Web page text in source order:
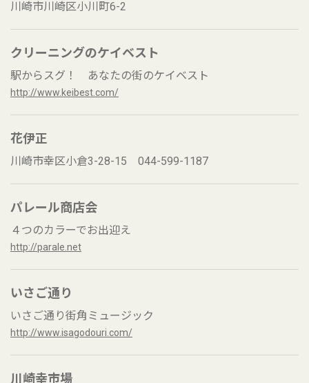
川崎市川崎区小川町6-2
クリーニングのケイベスト
駅からスグ！ あなたの街のケイベスト
http://www.keibest.com/
花伊正
川崎市幸区小倉3-28-15 044-599-1187
パレール商店会
４つのカラーでお出迎え
http://parale.net
いさご通り
いさご通り街角ミュージック
http://www.isagodouri.com/
川崎幸市場